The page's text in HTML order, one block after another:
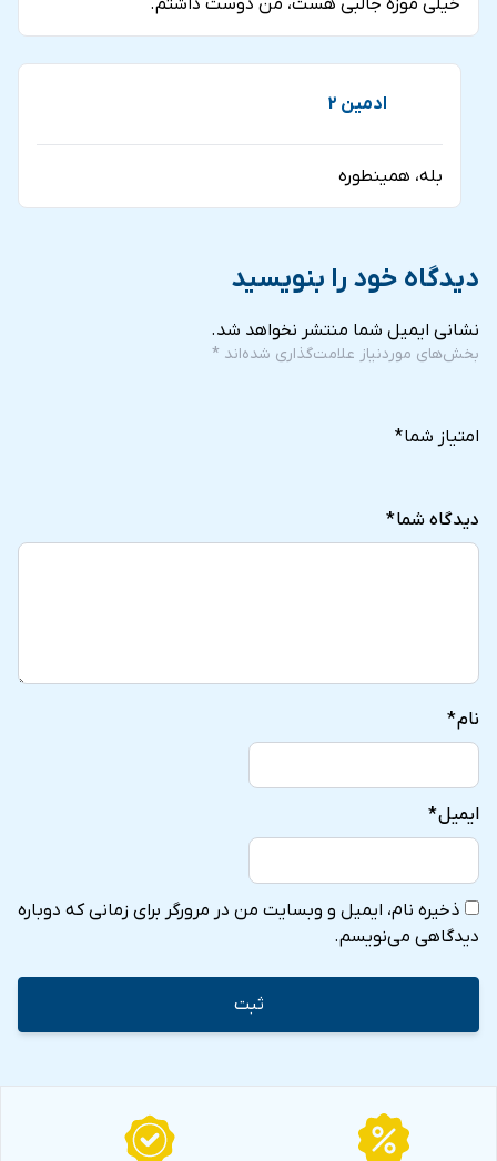
خیلی موزه جالبی هست، من دوست داشتم.
ادمین 2
بله، همینطوره
دیدگاه خود را بنویسید
نشانی ایمیل شما منتشر نخواهد شد.
بخش‌های موردنیاز علامت‌گذاری شده‌اند *
امتیاز شما*
دیدگاه شما*
نام*
ایمیل*
ذخیره نام، ایمیل و وبسایت من در مرورگر برای زمانی که دوباره
دیدگاهی می‌نویسم.